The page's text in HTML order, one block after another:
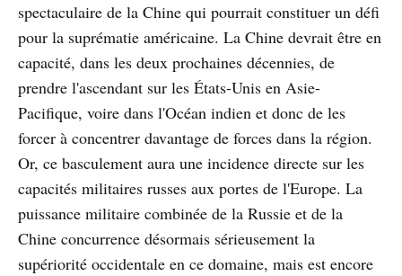
spectaculaire de la Chine qui pourrait constituer un défi
pour la suprématie américaine. La Chine devrait être en
capacité, dans les deux prochaines décennies, de
prendre l'ascendant sur les États-Unis en Asie-
Pacifique, voire dans l'Océan indien et donc de les
forcer à concentrer davantage de forces dans la région.
Or, ce basculement aura une incidence directe sur les
capacités militaires russes aux portes de l'Europe. La
puissance militaire combinée de la Russie et de la
Chine concurrence désormais sérieusement la
supériorité occidentale en ce domaine, mais est encore